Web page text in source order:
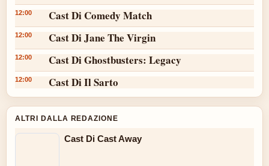
12:00 Cast Di Comedy Match
12:00 Cast Di Jane The Virgin
12:00 Cast Di Ghostbusters: Legacy
12:00 Cast Di Il Sarto
ALTRI DALLA REDAZIONE
Cast Di Cast Away